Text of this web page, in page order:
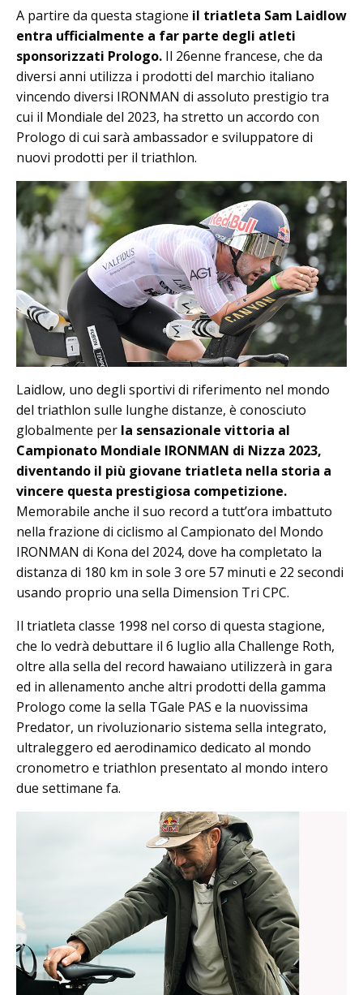
A partire da questa stagione il triatleta Sam Laidlow
entra ufficialmente a far parte degli atleti
sponsorizzati Prologo. Il 26enne francese, che da
diversi anni utilizza i prodotti del marchio italiano
vincendo diversi IRONMAN di assoluto prestigio tra
cui il Mondiale del 2023, ha stretto un accordo con
Prologo di cui sarà ambassador e sviluppatore di
nuovi prodotti per il triathlon.
Laidlow, uno degli sportivi di riferimento nel mondo
del triathlon sulle lunghe distanze, è conosciuto
globalmente per la sensazionale vittoria al
Campionato Mondiale IRONMAN di Nizza 2023,
diventando il più giovane triatleta nella storia a
vincere questa prestigiosa competizione.
Memorabile anche il suo record a tutt’ora imbattuto
nella frazione di ciclismo al Campionato del Mondo
IRONMAN di Kona del 2024, dove ha completato la
distanza di 180 km in sole 3 ore 57 minuti e 22 secondi
usando proprio una sella Dimension Tri CPC.
Il triatleta classe 1998 nel corso di questa stagione,
che lo vedrà debuttare il 6 luglio alla Challenge Roth,
oltre alla sella del record hawaiano utilizzerà in gara
ed in allenamento anche altri prodotti della gamma
Prologo come la sella TGale PAS e la nuovissima
Predator, un rivoluzionario sistema sella integrato,
ultraleggero ed aerodinamico dedicato al mondo
cronometro e triathlon presentato al mondo intero
due settimane fa.